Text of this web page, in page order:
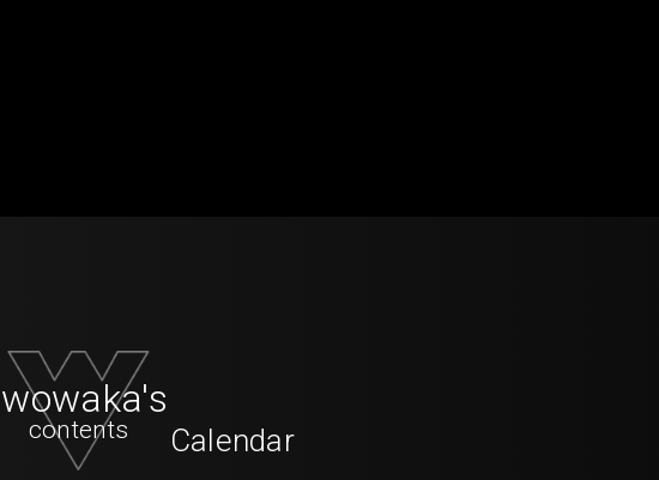
wowaka's
contents Calendar